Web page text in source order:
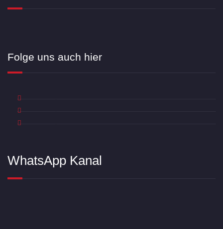
Folge uns auch hier
WhatsApp Kanal